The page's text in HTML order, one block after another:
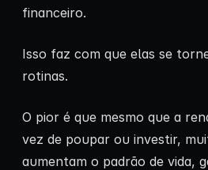
financeiro.
Isso faz com que elas se
rotinas.
O pior é que mesmo que a
vez de poupar ou investir,
aumentam o padrão de vida,